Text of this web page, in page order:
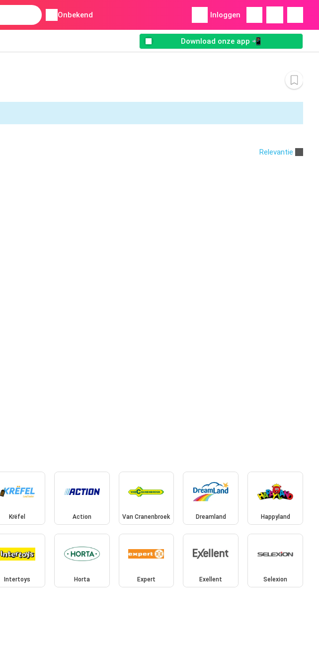
Onbekend Inloggen
Download onze app 📲
Relevantie
Krëfel Action Van Cranenbroek Dreamland Happyland
Intertoys Horta Expert Exellent Selexion